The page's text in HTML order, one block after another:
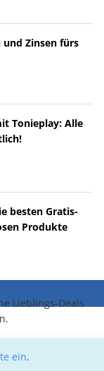
und Zinsen fürs
Tonieplay: Alle
besten Gratis-
Produkte
Lieblings-Deals
ein.